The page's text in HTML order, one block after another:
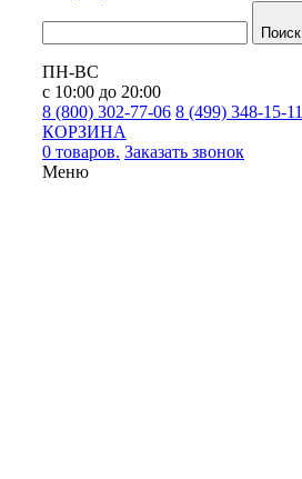
Поиск
ПН-ВС
с 10:00 до 20:00
8 (800) 302-77-06 8 (499) 348-15-11
КОРЗИНА
0 товаров. Заказать звонок
Меню